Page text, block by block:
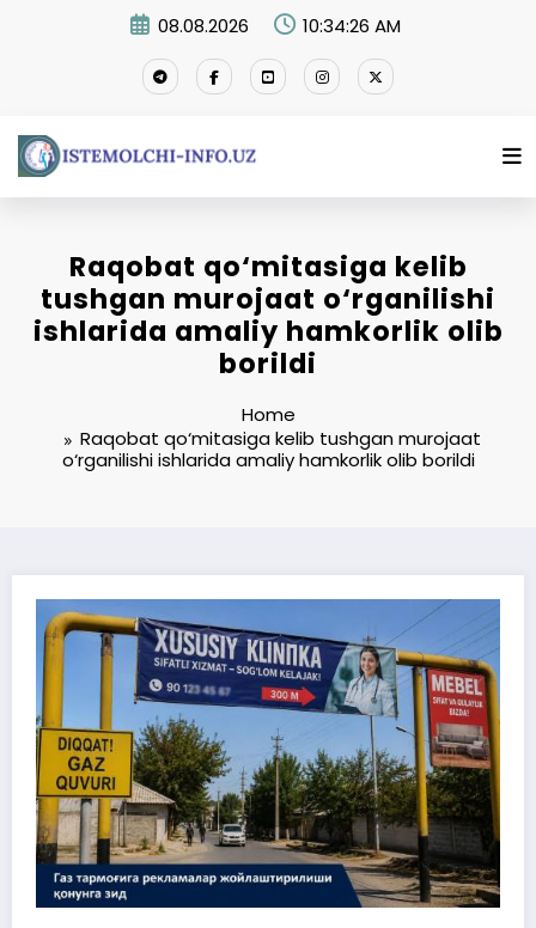
08.08.2026 10:34:27 AM
Raqobat qo‘mitasiga kelib
tushgan murojaat o‘rganilishi
ishlarida amaliy hamkorlik olib
borildi
Home
Raqobat qo‘mitasiga kelib tushgan murojaat
o‘rganilishi ishlarida amaliy hamkorlik olib borildi